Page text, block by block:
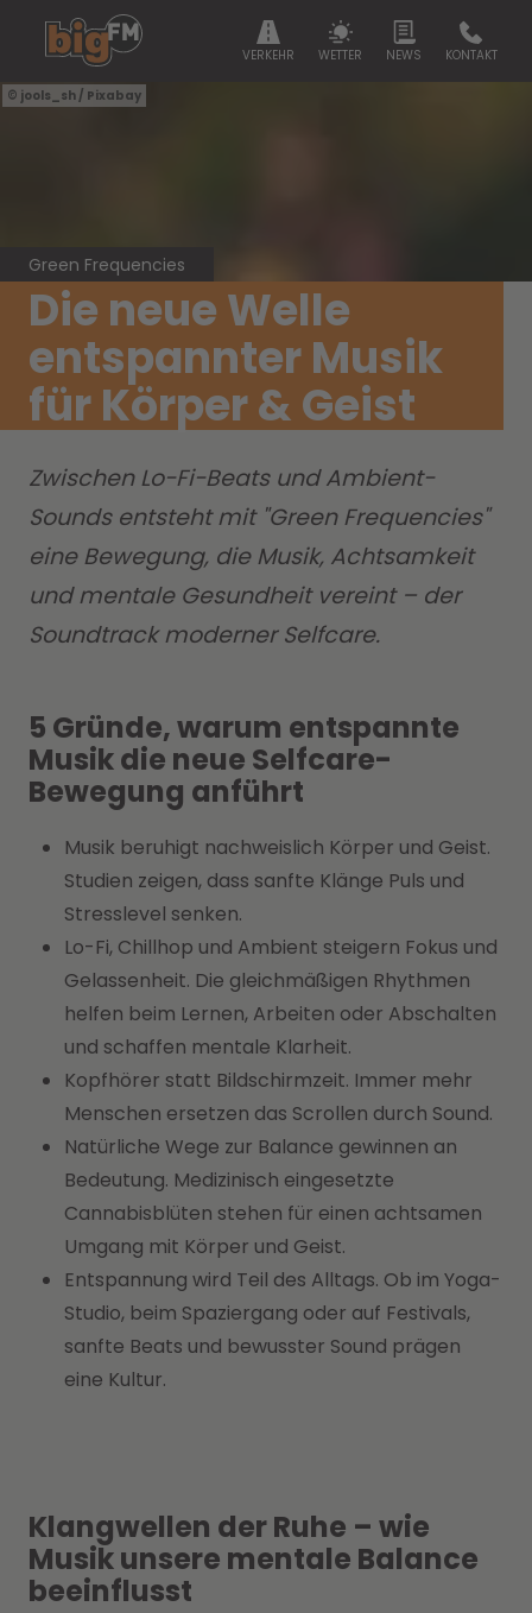
VERKEHR WETTER NEWS KONTAKT
jools_sh / Pixabay
Green Frequencies
Die neue Welle
entspannter Musik
für Körper & Geist
Zwischen Lo-Fi-Beats und Ambient-
Sounds entsteht mit "Green Frequencies"
eine Bewegung, die Musik, Achtsamkeit
und mentale Gesundheit vereint – der
Soundtrack moderner Selfcare.
5 Gründe, warum entspannte
Musik die neue Selfcare-
Bewegung anführt
Musik beruhigt nachweislich Körper und Geist.
Studien zeigen, dass sanfte Klänge Puls und
Stresslevel senken.
Lo-Fi, Chillhop und Ambient steigern Fokus und
Gelassenheit. Die gleichmäßigen Rhythmen
helfen beim Lernen, Arbeiten oder Abschalten
und schaffen mentale Klarheit.
Kopfhörer statt Bildschirmzeit. Immer mehr
Menschen ersetzen das Scrollen durch Sound.
Natürliche Wege zur Balance gewinnen an
Bedeutung. Medizinisch eingesetzte
Cannabisblüten stehen für einen achtsamen
Umgang mit Körper und Geist.
Entspannung wird Teil des Alltags. Ob im Yoga-
Studio, beim Spaziergang oder auf Festivals,
sanfte Beats und bewusster Sound prägen
eine Kultur.
Klangwellen der Ruhe – wie
Musik unsere mentale Balance
beeinflusst